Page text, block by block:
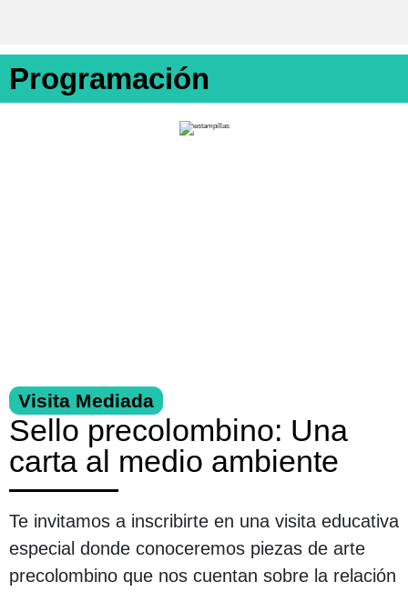
Programación
Visita Mediada
Sello precolombino: Una
carta al medio ambiente
Te invitamos a inscribirte en una visita educativa
especial donde conoceremos piezas de arte
precolombino que nos cuentan sobre la relación